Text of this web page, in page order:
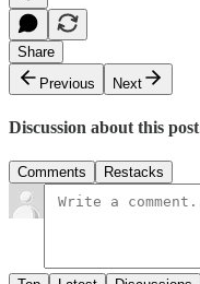
Share
Previous
Next
Discussion about this post
Comments Restacks